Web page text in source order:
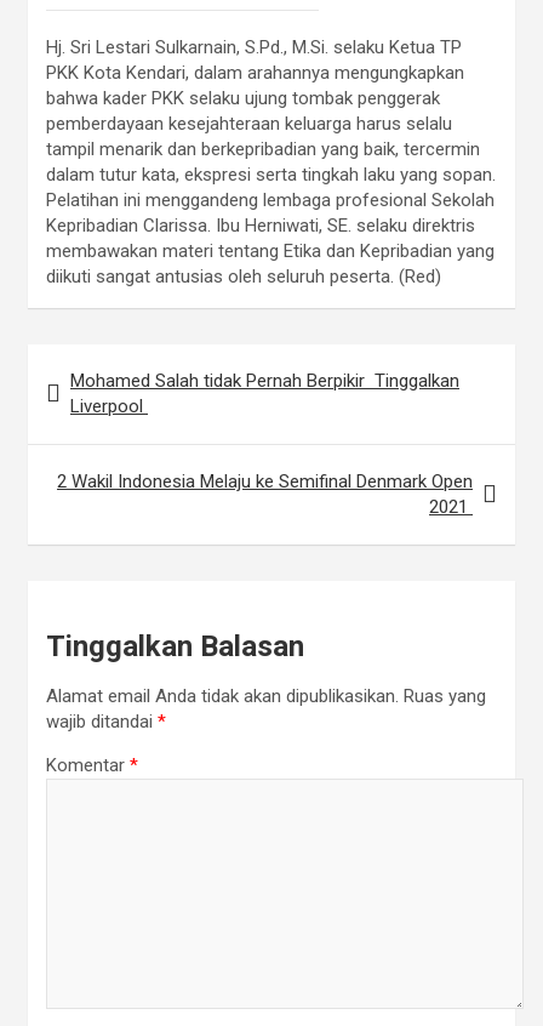
Hj. Sri Lestari Sulkarnain, S.Pd., M.Si. selaku Ketua TP
PKK Kota Kendari, dalam arahannya mengungkapkan
bahwa kader PKK selaku ujung tombak penggerak
pemberdayaan kesejahteraan keluarga harus selalu
tampil menarik dan berkepribadian yang baik, tercermin
dalam tutur kata, ekspresi serta tingkah laku yang sopan.
Pelatihan ini menggandeng lembaga profesional Sekolah
Kepribadian Clarissa. Ibu Herniwati, SE. selaku direktris
membawakan materi tentang Etika dan Kepribadian yang
diikuti sangat antusias oleh seluruh peserta. (Red)
pos
Mohamed Salah tidak Pernah Berpikir Tinggalkan
Liverpool
2 Wakil Indonesia Melaju ke Semifinal Denmark Open
2021
Tinggalkan Balasan
Alamat email Anda tidak akan dipublikasikan. Ruas yang
wajib ditandai *
Komentar *